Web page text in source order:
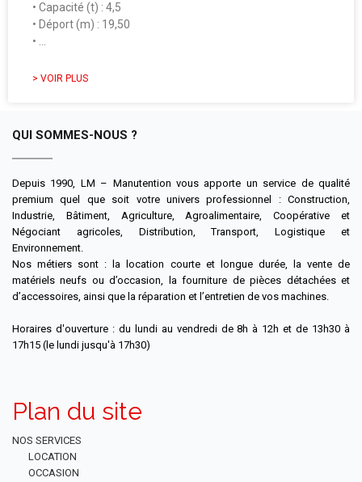
• Capacité (t) : 4,5
• Déport (m) : 19,50
• …
> VOIR PLUS
QUI SOMMES-NOUS ?
Depuis 1990, LM – Manutention vous apporte un service de qualité
premium quel que soit votre univers professionnel : Construction,
Industrie, Bâtiment, Agriculture, Agroalimentaire, Coopérative et
Négociant agricoles, Distribution, Transport, Logistique et
Environnement.
Nos métiers sont : la location courte et longue durée, la vente de
matériels neufs ou d’occasion, la fourniture de pièces détachées et
d’accessoires, ainsi que la réparation et l’entretien de vos machines.
Horaires d'ouverture : du lundi au vendredi de 8h à 12h et de 13h30 à
17h15 (le lundi jusqu'à 17h30)
Plan du site
NOS SERVICES
LOCATION
OCCASION